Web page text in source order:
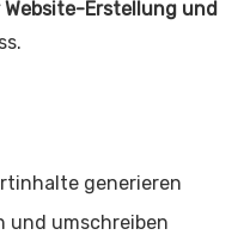
Website-Erstellung und
generieren
und umschreiben